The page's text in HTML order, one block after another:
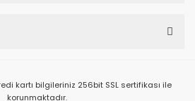
kartı bilgileriniz 256bit SSL sertifikası ile
korunmaktadır.